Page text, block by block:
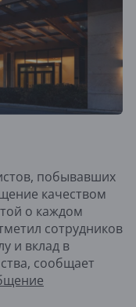
побывавших
качеством
о каждом
сотрудников
и вклад в
сообщает